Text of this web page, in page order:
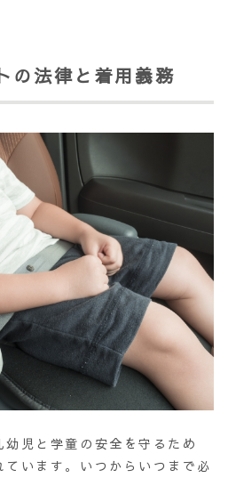
の法律と着用義務
児と学童の安全を守るため
います。いつからいつまで必